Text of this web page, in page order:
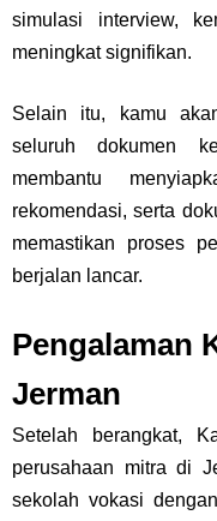
simulasi interview,
meningkat signifikan.
Selain itu, kamu
seluruh dokumen
membantu
rekomendasi, serta
memastikan proses
berjalan lancar.
Pengalaman
Jerman
Setelah berangkat,
perusahaan mitra di
sekolah vokasi